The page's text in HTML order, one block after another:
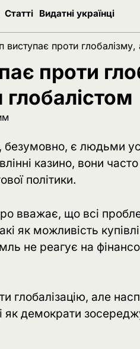
Статті Видатні українці
виступає проти
проти
безумовно, є людьми
казино, вони
політики.
вважає, що всі
як можливість
не реагує на
глобалізацію, але
як демократи